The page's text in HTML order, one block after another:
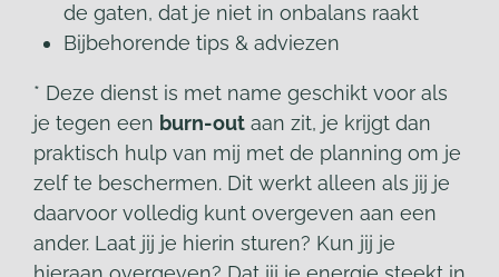
de gaten, dat je niet in onbalans raakt
Bijbehorende tips & adviezen
* Deze dienst is met name geschikt voor als
je tegen een burn-out aan zit, je krijgt dan
praktisch hulp van mij met de planning om je
zelf te beschermen. Dit werkt alleen als jij je
daarvoor volledig kunt overgeven aan een
ander. Laat jij je hierin sturen? Kun jij je